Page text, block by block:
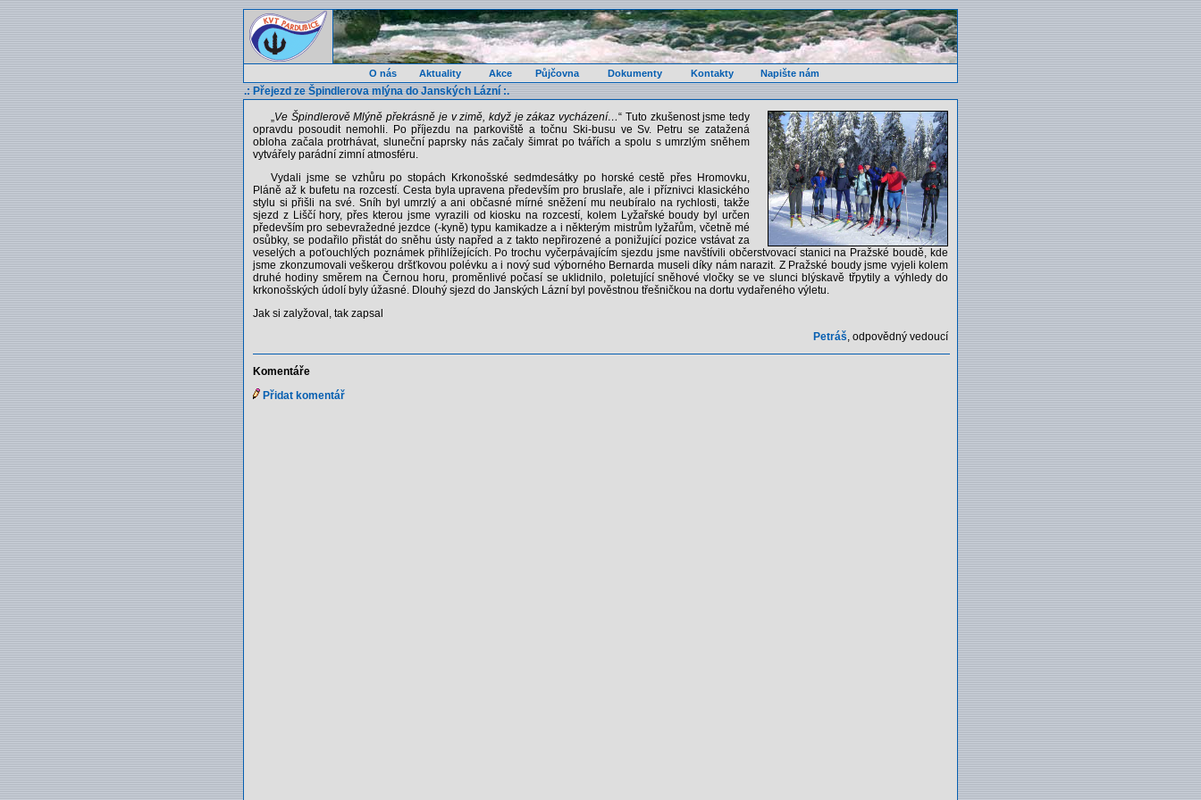
.: Přejezd ze Špindlerova mlýna do Janských Lázní :.
„Ve Špindlerově Mlýně překrásně je v zimě, když je zákaz vycházení…“ Tuto zkušenost jsme tedy
opravdu posoudit nemohli. Po příjezdu na parkoviště a točnu Ski-busu ve Sv. Petru se zatažená
obloha začala protrhávat, sluneční paprsky nás začaly šimrat po tvářích a spolu s umrzlým sněhem
vytvářely parádní zimní atmosféru.
Vydali jsme se vzhůru po stopách Krkonošské sedmdesátky po horské cestě přes Hromovku,
Pláně až k bufetu na rozcestí. Cesta byla upravena především pro bruslaře, ale i příznivci klasického
stylu si přišli na své. Sníh byl umrzlý a ani občasné mírné sněžení mu neubíralo na rychlosti, takže
sjezd z Liščí hory, přes kterou jsme vyrazili od kiosku na rozcestí, kolem Lyžařské boudy byl určen
především pro sebevražedné jezdce (-kyně) typu kamikadze a i některým mistrům lyžařům, včetně mé
osůbky, se podařilo přistát do sněhu ústy napřed a z takto nepřirozené a ponižující pozice vstávat za
veselých a poťouchlých poznámek přihlížejících. Po trochu vyčerpávajícím sjezdu jsme navštívili občerstvovací stanici na Pražské boudě, kde
jsme zkonzumovali veškerou dršťkovou polévku a i nový sud výborného Bernarda museli díky nám narazit. Z Pražské boudy jsme vyjeli kolem
druhé hodiny směrem na Černou horu, proměnlivé počasí se uklidnilo, poletující sněhové vločky se ve slunci blýskavě třpytily a výhledy do
krkonošských údolí byly úžasné. Dlouhý sjezd do Janských Lázní byl pověstnou třešničkou na dortu vydařeného výletu.
Jak si zalyžoval, tak zapsal
Petráš, odpovědný vedoucí
Komentáře
Přidat komentář
O nás Aktuality Akce Půjčovna Dokumenty Kontakty Napište nám